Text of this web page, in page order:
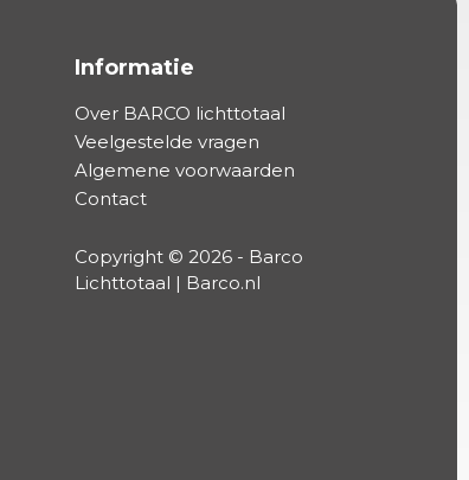
Informatie
Over BARCO lichttotaal
Veelgestelde vragen
Algemene voorwaarden
Contact
Copyright © 2026 - Barco
Lichttotaal | Barco.nl